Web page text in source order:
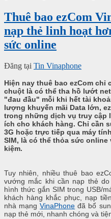
Thuê bao ezCom
nạp thẻ linh hoạt
sức online
Đăng tại Tin Vinaphone
Hiện nay thuê bao ezCom chỉ
chuột là có thể tha hồ lướt
"đau đầu" mỗi khi hết tài
lượng khuyến mãi Data lớn,
trong những dịch vụ truy cập
ích cho khách hàng. Chỉ cần
3G hoặc trực tiếp qua máy
SIM, là có thể thỏa sức
kiệm.
Tuy nhiên, nhiều thuê bao
vướng mắc khi cần nạp thẻ
hình thức gắn SIM trong USB/
khách hàng khắc phục, nạp
nhà mạngVinaPhone đã bổ
nạp thẻ mới, nhanh chóng và